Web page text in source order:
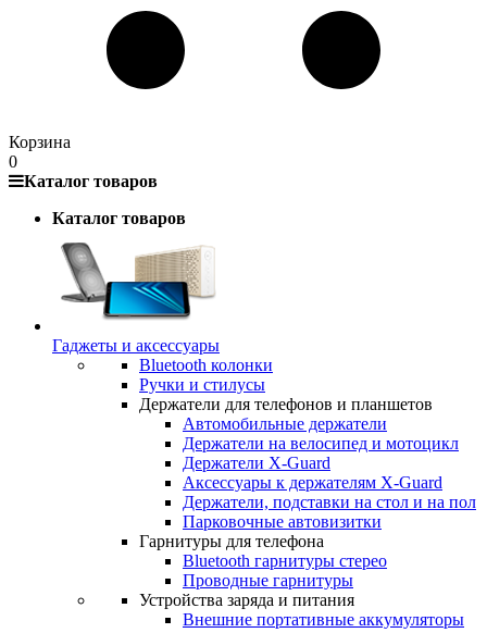
Корзина
0
Каталог товаров
Каталог товаров
Гаджеты и аксессуары
Bluetooth колонки
Ручки и стилусы
Держатели для телефонов и планшетов
Автомобильные держатели
Держатели на велосипед и мотоцикл
Держатели X-Guard
Аксессуары к держателям X-Guard
Держатели, подставки на стол и на пол
Парковочные автовизитки
Гарнитуры для телефона
Bluetooth гарнитуры стерео
Проводные гарнитуры
Устройства заряда и питания
Внешние портативные аккумуляторы